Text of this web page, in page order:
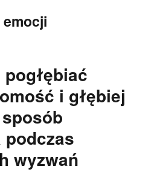
i głębiej
podczas
wyzwań